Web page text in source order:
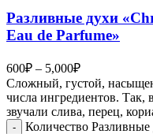
Разливные духи
Eau de Parfume»
600₽ – 5,000₽
Сложный, густой,
числа ингредиентов. Так,
звучали слива, перец,
Количество